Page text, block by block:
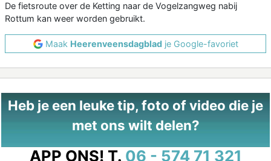
De fietsroute over de Ketting naar de Vogelzangweg nabij
Rottum kan weer worden gebruikt.
Maak Heerenveensdagbladje Google-favoriet
Heb je een leuke tip, foto of video die je
met ons wilt delen?
APP ONS! T. 06 - 574 71 321